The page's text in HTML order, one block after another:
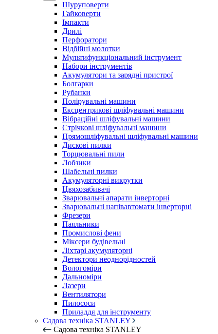
Шуруповерти
Гайковерти
Імпакти
Дрилі
Перфоратори
Відбійні молотки
Мультифункціональний інструмент
Набори інструментів
Акумулятори та зарядні пристрої
Болгарки
Рубанки
Полірувальні машини
Ексцентрикові шліфувальні машини
Вібраційні шліфувальні машини
Стрічкові шліфувальні машини
Прямошліфувальні шліфувальні машини
Дискові пилки
Торцювальні пили
Лобзики
Шабельні пилки
Акумуляторні викрутки
Цвяхозабивачі
Зварювальні апарати інверторні
Зварювальні напівавтомати інверторні
Фрезери
Паяльники
Промислові фени
Міксери будівельні
Ліхтарі акумуляторні
Детектори неоднорідностей
Вологоміри
Дальноміри
Лазери
Вентилятори
Пилососи
Приладдя для інструменту
Садова техніка STANLEY
Садова техніка STANLEY